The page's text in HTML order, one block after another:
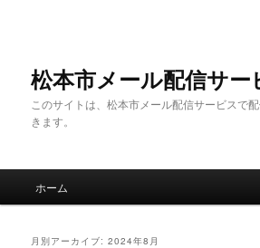
松本市メール配信サー
このサイトは、松本市メール配信サービスで
きます。
ホーム
月別アーカイブ:2024年8月